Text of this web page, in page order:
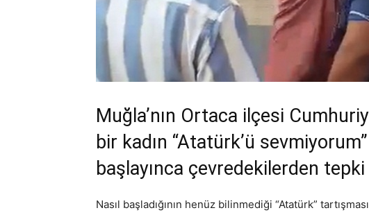
Muğla’nın Ortaca ilçesi
bir kadın “Atatürk’ü
başlayınca çevredekilerden
Nasıl başladığının henüz bilinmediği “Atatürk”